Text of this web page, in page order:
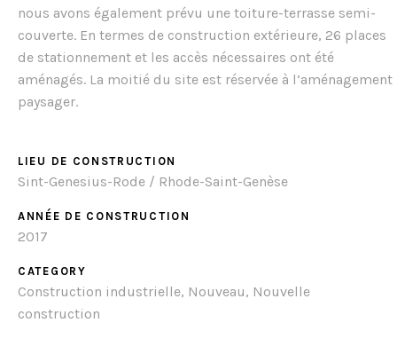
nous avons également prévu une toiture-terrasse semi-
couverte. En termes de construction extérieure, 26 places
de stationnement et les accès nécessaires ont été
aménagés. La moitié du site est réservée à l’aménagement
paysager.
LIEU DE CONSTRUCTION
Sint-Genesius-Rode / Rhode-Saint-Genèse
ANNÉE DE CONSTRUCTION
2017
CATEGORY
Construction industrielle, Nouveau, Nouvelle
construction